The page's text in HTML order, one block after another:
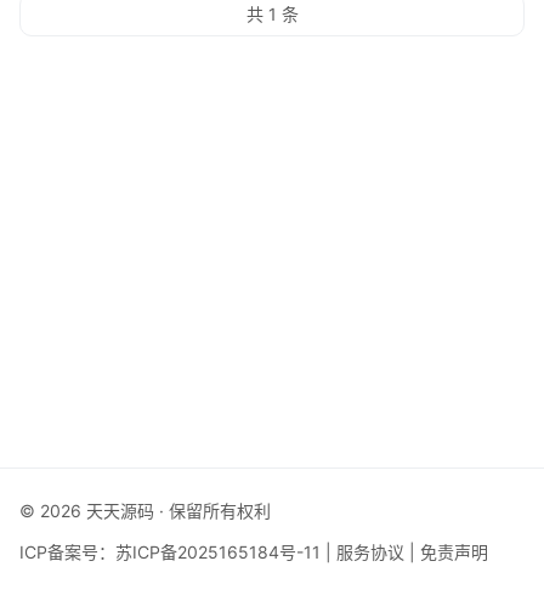
共 1 条
© 2026 天天源码 · 保留所有权利
ICP备案号： 苏ICP备2025165184号-11 服务协议 免责声明